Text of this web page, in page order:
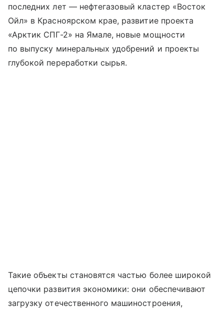
последних лет — нефтегазовый кластер «Восток
Ойл» в Красноярском крае, развитие проекта
«Арктик СПГ-2» на Ямале, новые мощности
по выпуску минеральных удобрений и проекты
глубокой переработки сырья.
Такие объекты становятся частью более широкой
цепочки развития экономики: они обеспечивают
загрузку отечественного машиностроения,